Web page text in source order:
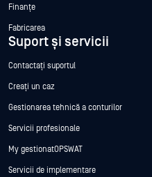
Finanțe
Fabricarea
Suport și servicii
Contactați suportul
Creați un caz
Gestionarea tehnică a conturilor
Servicii profesionale
My gestionatOPSWAT
Servicii de implementare